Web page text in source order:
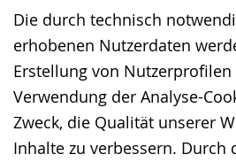
Die durch technisch
erhobenen Nutzerdaten
Erstellung von
Verwendung der Analyse-
Zweck, die Qualität unserer
Inhalte zu verbessern. Durch